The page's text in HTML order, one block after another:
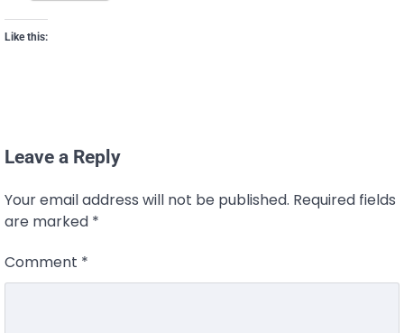
Like this:
Leave a Reply
Your email address will not be published. Required fields
are marked *
Comment *